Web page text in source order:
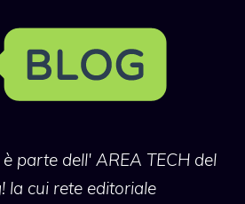
è parte dell' AREA TECH del
la cui rete editoriale